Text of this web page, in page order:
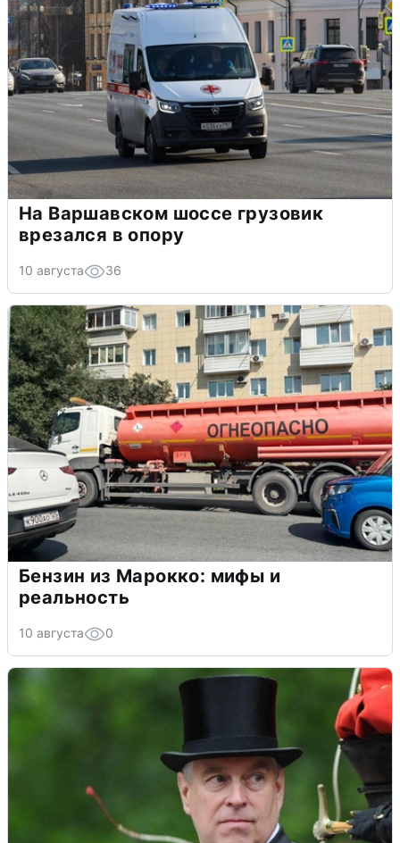
На Варшавском шоссе грузовик
врезался в опору
10 августа 36
Бензин из Марокко: мифы и
реальность
10 августа 0